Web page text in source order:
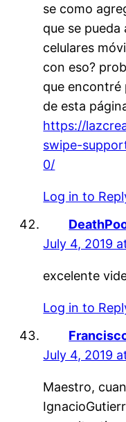
se como
que se
celulares
con eso?
que encontré
de esta
https://
swipe-
0/
Log in to
July 4, 2019
excelente
Log in to
July 4, 2019
Maestro,